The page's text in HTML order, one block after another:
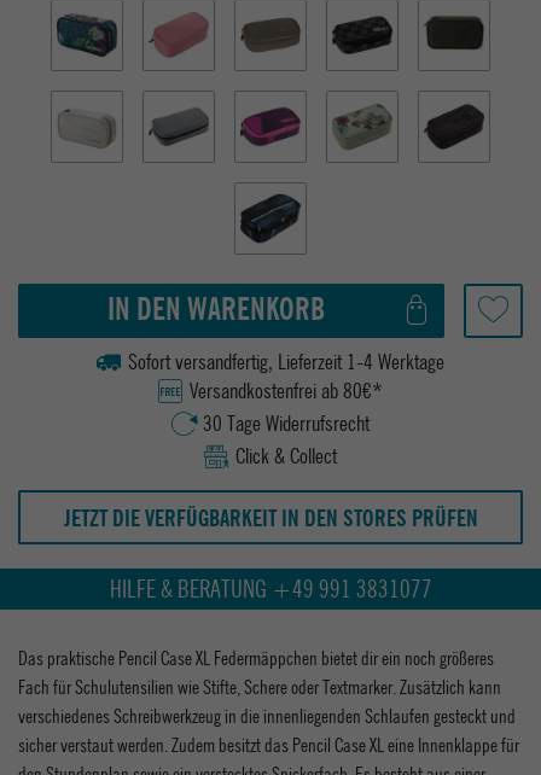
IN DEN WARENKORB
Sofort versandfertig, Lieferzeit 1-4 Werktage
Versandkostenfrei ab 80€*
30 Tage Widerrufsrecht
Click & Collect
JETZT DIE VERFÜGBARKEIT IN DEN STORES PRÜFEN
HILFE & BERATUNG +49 991 3831077
Das praktische Pencil Case XL Federmäppchen bietet dir ein noch größeres
Fach für Schulutensilien wie Stifte, Schere oder Textmarker. Zusätzlich kann
verschiedenes Schreibwerkzeug in die innenliegenden Schlaufen gesteckt und
sicher verstaut werden. Zudem besitzt das Pencil Case XL eine Innenklappe für